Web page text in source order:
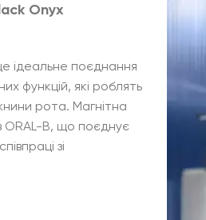
Onyx
ідеальне поєднання
функцій, які роблять
рота. Магнітна
ORAL-B, що поєднує
зі